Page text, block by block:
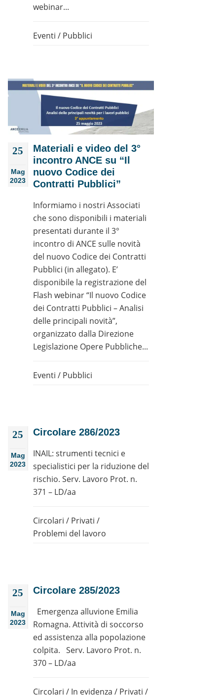
webinar...
Eventi / Pubblici
25
Mag
2023
Materiali e video del 3°
incontro ANCE su “Il
nuovo Codice dei
Contratti Pubblici”
Informiamo i nostri Associati
che sono disponibili i materiali
presentati durante il 3°
incontro di ANCE sulle novità
del nuovo Codice dei Contratti
Pubblici (in allegato). E’
disponibile la registrazione del
Flash webinar “Il nuovo Codice
dei Contratti Pubblici – Analisi
delle principali novità”,
organizzato dalla Direzione
Legislazione Opere Pubbliche...
Eventi / Pubblici
25
Mag
2023
Circolare 286/2023
INAIL: strumenti tecnici e
specialistici per la riduzione del
rischio. Serv. Lavoro Prot. n.
371 – LD/aa
Circolari / Privati /
Problemi del lavoro
25
Mag
2023
Circolare 285/2023
Emergenza alluvione Emilia
Romagna. Attività di soccorso
ed assistenza alla popolazione
colpita. Serv. Lavoro Prot. n.
370 – LD/aa
Circolari / In evidenza / Privati /